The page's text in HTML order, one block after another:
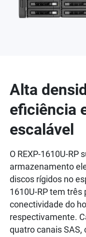
Alta
eficiência
escalável
O REXP-1610U-RP
armazenamento
discos rígidos no
1610U-RP tem três
conectividade do
respectivamente.
quatro canais